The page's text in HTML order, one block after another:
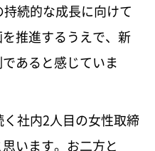
続的な成長に向けて
推進するうえで、新
あると感じていま
社内2人目の女性取締
います。お二方と